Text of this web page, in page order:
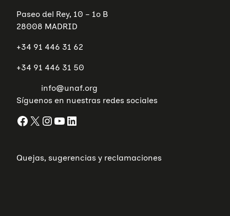
Paseo del Rey, 10 – 1º B
28008 MADRID
+34 91 446 31 62
+34 91 446 31 50
info@unaf.org
Síguenos en nuestras redes sociales
Facebook X InstagramYouTube LinkedIn
Quejas, sugerencias y reclamaciones